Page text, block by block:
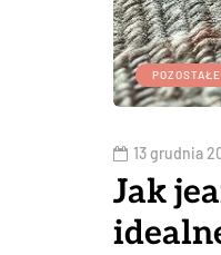
POZOSTAŁE
13 grudnia
Jak